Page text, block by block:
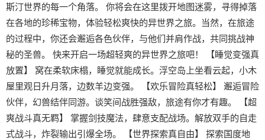
斯汀世界的每一个角落。 你将会在这里拨开地图迷雾，寻得掉落
在各地的珍稀宝物，体验轻松爽快的异世界之旅。当然，在旅途
的过程中，你还会邂逅各色伙伴，与他们并肩作战，共同挑战神
秘的圣兽。 快来开启一场超轻爽的异世界之旅吧！ 【睡觉变强真
放置】 窝在柔软床榻，睡觉就能成长。浮空岛上坐看云起，小木
屋里观日升月落，边数羊边变强。 【欢乐冒险真轻松】 邂逅冒险
伙伴，幻兽结伴同游。谈笑间战胜强敌，旅途有你才有趣。 【超
爽战斗真无羁】 掌握剑技魔法，肆意支配战场。解放双手的自走
式战斗，炸裂输出引爆全场。 【世界探索真自由】 探索国度地